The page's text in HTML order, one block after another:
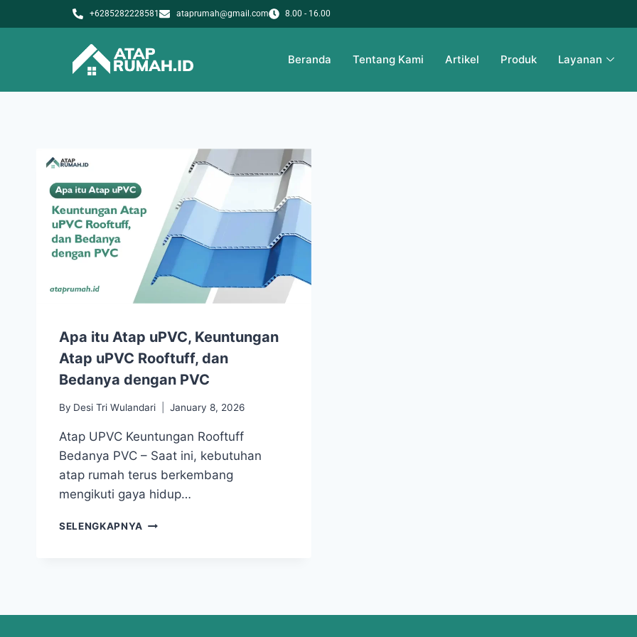
+6285282228581 ataprumah@gmail.com 8.00 - 16.00
Beranda Tentang Kami Artikel Produk Layanan
Apa itu Atap uPVC, Keuntungan
Atap uPVC Rooftuff, dan
Bedanya dengan PVC
By Desi Tri Wulandari January 8, 2026
Atap UPVC Keuntungan Rooftuff
Bedanya PVC – Saat ini, kebutuhan
atap rumah terus berkembang
mengikuti gaya hidup…
SELENGKAPNYA